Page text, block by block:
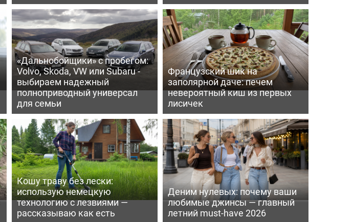
«Дальнобойщики» с пробегом:
Volvo, Skoda, VW или Subaru -
выбираем надежный
полноприводный универсал
для семьи
Французский шик на
заполярной даче: печем
невероятный киш из первых
лисичек
Кошу траву без лески:
использую немецкую
технологию с лезвиями —
рассказываю как есть
Деним нулевых: почему ваши
любимые джинсы — главный
летний must-have 2026